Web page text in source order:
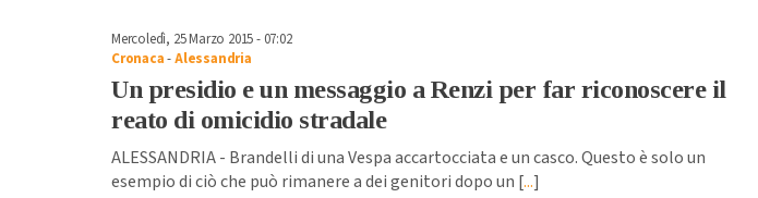
Mercoledì, 25 Marzo 2015 - 07:02
Cronaca-Alessandria
Un presidio e un messaggio a Renzi per far riconoscere il
reato di omicidio stradale
ALESSANDRIA - Brandelli di una Vespa accartocciata e un casco. Questo è solo un
esempio di ciò che può rimanere a dei genitori dopo un [...]